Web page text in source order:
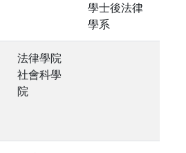
學士後法律
學系
法律學院
社會科學
院